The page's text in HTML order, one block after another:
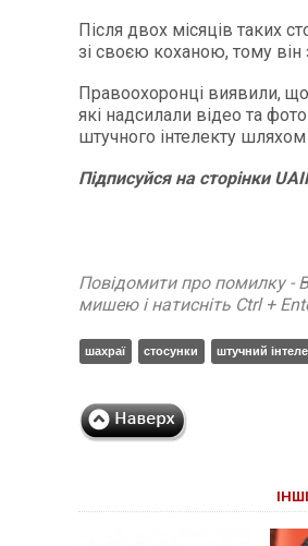
Після двох місяців таких
зі своєю коханою, тому він
Правоохоронці виявили,
які надсилали відео та
штучного інтелекту
Підписуйсянасторінки
Повідомити про помилку -
мишею і натисніть Ctrl +
шахраї стосунки штучний